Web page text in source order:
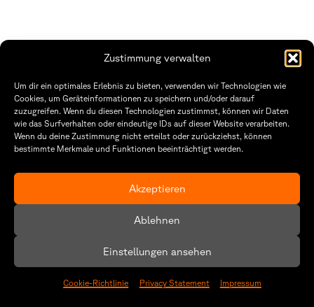
Zustimmung verwalten
Um dir ein optimales Erlebnis zu bieten, verwenden wir Technologien wie
Cookies, um Geräteinformationen zu speichern und/oder darauf
zuzugreifen. Wenn du diesen Technologien zustimmst, können wir Daten
wie das Surfverhalten oder eindeutige IDs auf dieser Website verarbeiten.
Wenn du deine Zustimmung nicht erteilst oder zurückziehst, können
bestimmte Merkmale und Funktionen beeinträchtigt werden.
Akzeptieren
Ablehnen
Einstellungen ansehen
Cookie-Richtlinie Privacy Statement Impressum
THWS | Fakultät Gestaltung Würzburg
Technische Hochschule
Würzburg-Schweinfurt
Sanderheinrichsleitenweg 20
tel: +49 931 35 11 93 02
Öffnungszeiten Dekanat
Montag – Freitag
8:30 – 12:00
8:30 – 15:30
Datenschutzerklärung